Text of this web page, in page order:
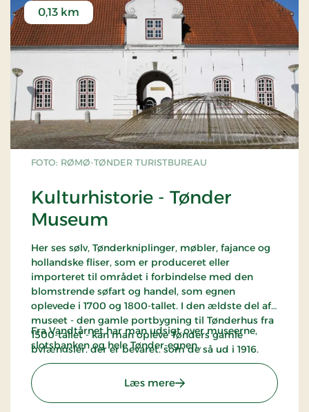
FOTO: RØMØ-TØNDER TURISTBUREAU
Kulturhistorie - Tønder
Museum
0,13 km
Her ses sølv, Tønderkniplinger, møbler, fajance og
hollandske fliser, som er produceret eller
importeret til området i forbindelse med den
blomstrende søfart og handel, som egnen
oplevede i 1700 og 1800-tallet. I den ældste del af
museet - den gamle portbygning til Tønderhus fra
1500-tallet - kan man opleve Tønders gamle
byfængsler, der er bevaret, som de så ud i 1916.
Fra Vandtårnet har man udsigt over museerne,
slotsbanken og hele Tønder-egnen..
Læs mere: Kulturhistorie - Tønder